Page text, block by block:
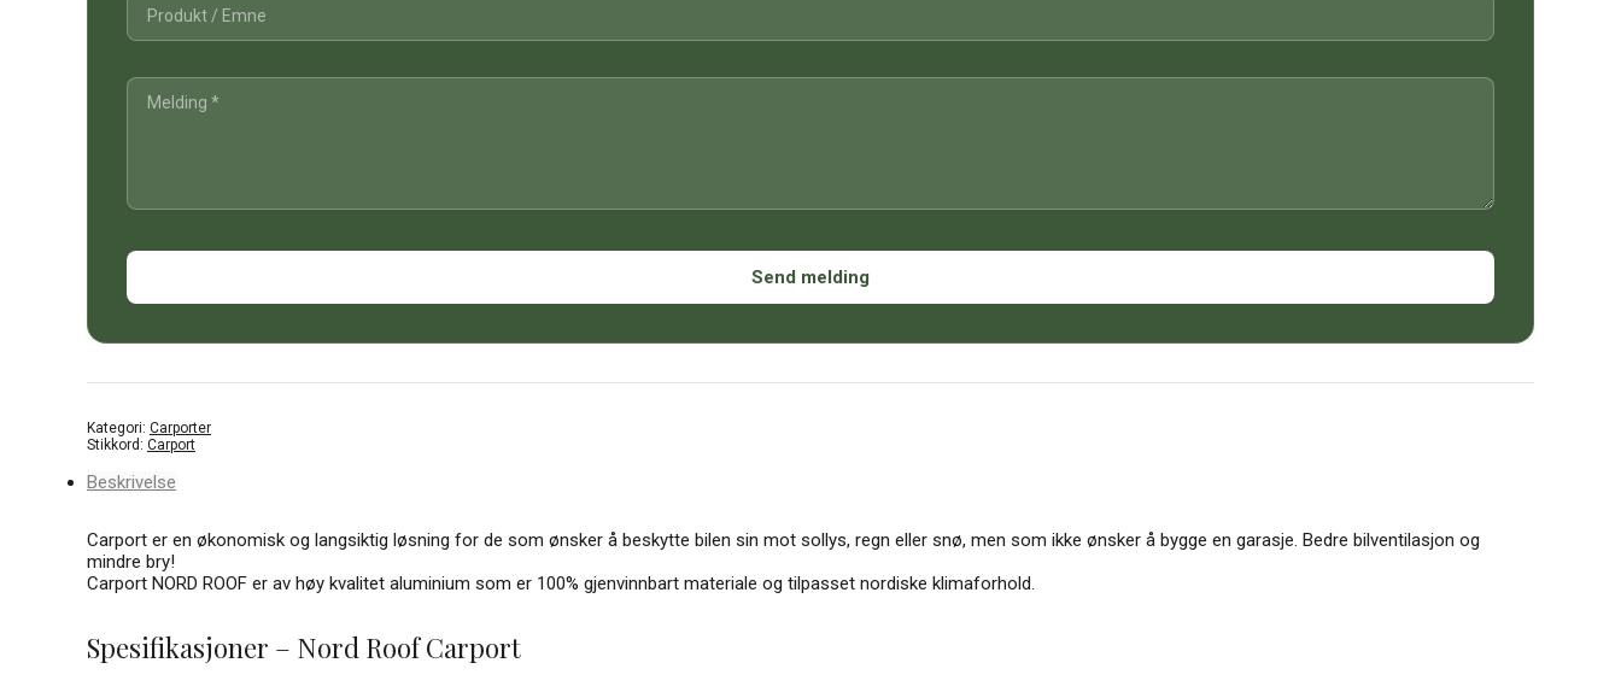
Kategori: Carporter
Stikkord: Carport
Beskrivelse
Carport er en økonomisk og langsiktig løsning for de som ønsker å beskytte bilen sin mot sollys, regn eller snø, men som ikke ønsker å bygge en garasje. Bedre bilventilasjon og
mindre bry!
Carport NORD ROOF er av høy kvalitet aluminium som er 100% gjenvinnbart materiale og tilpasset nordiske klimaforhold.
Spesifikasjoner – Nord Roof Carport